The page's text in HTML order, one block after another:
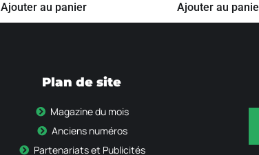
Ajouter au panier Ajouter au
Plan de site
Magazine du mois
Anciens numéros
Partenariats et Publicités